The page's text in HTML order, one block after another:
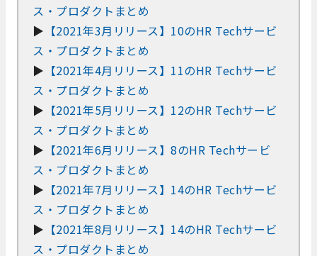
ス・プロダクトまとめ
▶ 【2021年3月リリース】10のHR Techサービ
ス・プロダクトまとめ
▶ 【2021年4月リリース】11のHR Techサービ
ス・プロダクトまとめ
▶ 【2021年5月リリース】12のHR Techサービ
ス・プロダクトまとめ
▶ 【2021年6月リリース】8のHR Techサービ
ス・プロダクトまとめ
▶ 【2021年7月リリース】14のHR Techサービ
ス・プロダクトまとめ
▶ 【2021年8月リリース】14のHR Techサービ
ス・プロダクトまとめ